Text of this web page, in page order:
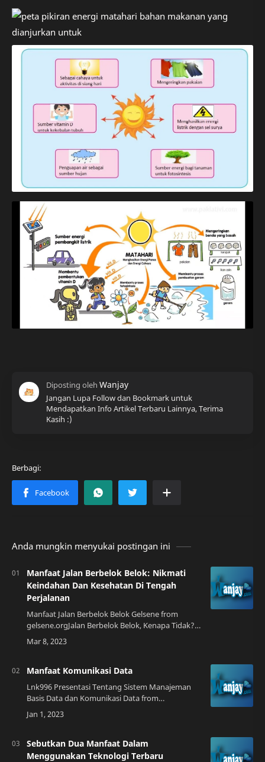
Jangan Lupa Follow dan Bookmark untuk
Mendapatkan Info Artikel Terbaru Lainnya, Terima
Kasih :)
Anda mungkin menyukai postingan ini
Manfaat Jalan Berbelok Belok: Nikmati
Keindahan Dan Kesehatan Di Tengah
Perjalanan
Manfaat Jalan Berbelok Belok Gelsene from
gelsene.orgJalan Berbelok Belok, Kenapa Tidak?
Jalan berbelok belok selalu menjadi pilihan
menarik untuk diambil saat melakukan perjalan…
Manfaat Komunikasi Data
Lnk996 Presentasi Tentang Sistem Manajeman
Basis Data dan Komunikasi Data from
lnk996.blogspot.comBerikut Beberapa Manfaat
Komunikasi Data Kecuali1. Mempercepat Proses
Sebutkan Dua Manfaat Dalam
Menggunakan Teknologi Terbaru